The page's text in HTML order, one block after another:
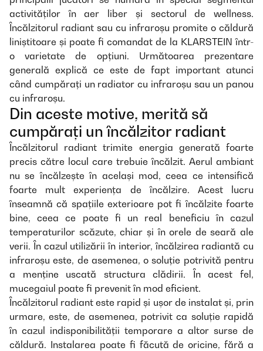
activităților în aer liber și sectorul de wellness.
Încălzitorul radiant sau cu infraroșu promite o căldură
liniștitoare și poate fi comandat de la KLARSTEIN într-
o varietate de opțiuni. Următoarea prezentare
generală explică ce este de fapt important atunci
când cumpărați un radiator cu infraroșu sau un panou
cu infraroșu.
Din aceste motive, merită să
cumpărați un încălzitor radiant
Încălzitorul radiant trimite energia generată foarte
precis către locul care trebuie încălzit. Aerul ambiant
nu se încălzește în același mod, ceea ce intensifică
foarte mult experiența de încălzire. Acest lucru
înseamnă că spațiile exterioare pot fi încălzite foarte
bine, ceea ce poate fi un real beneficiu în cazul
temperaturilor scăzute, chiar și în orele de seară ale
verii. În cazul utilizării în interior, încălzirea radiantă cu
infraroșu este, de asemenea, o soluție potrivită pentru
a menține uscată structura clădirii. În acest fel,
mucegaiul poate fi prevenit în mod eficient.
Încălzitorul radiant este rapid și ușor de instalat și, prin
urmare, este, de asemenea, potrivit ca soluție rapidă
în cazul indisponibilității temporare a altor surse de
căldură. Instalarea poate fi făcută de oricine, fără a